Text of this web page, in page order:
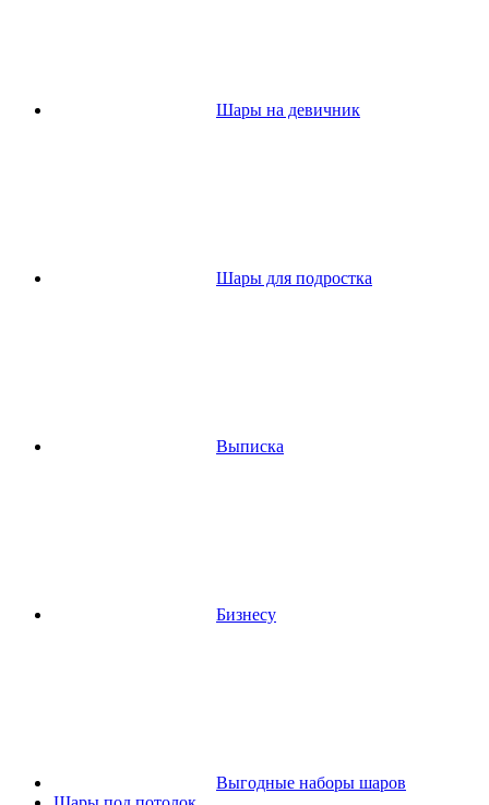
Шары на девичник
Шары для подростка
Выписка
Бизнесу
Выгодные наборы шаров